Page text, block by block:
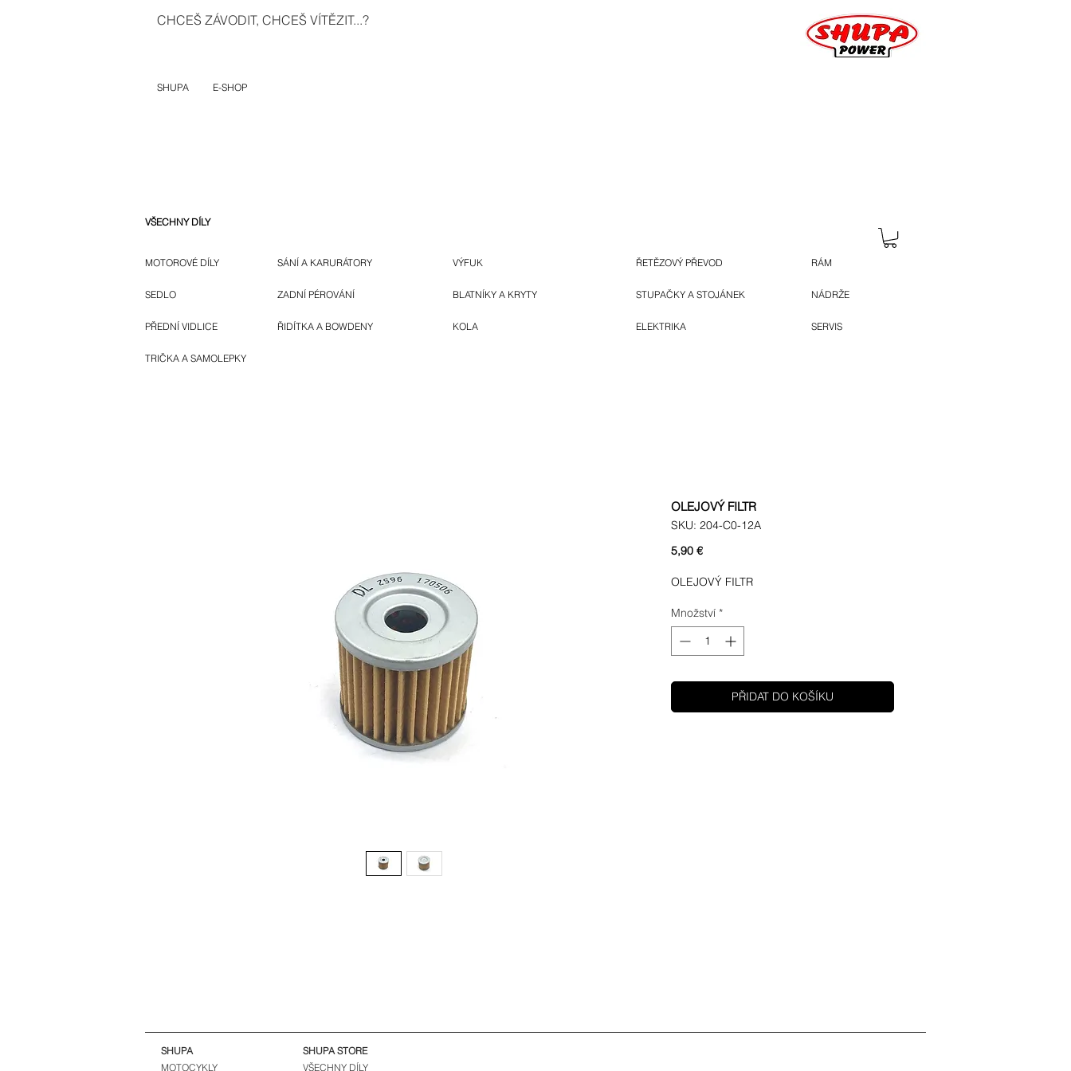
CHCEŠ ZÁVODIT, CHCEŠ VÍTĚZIT...?
SHUPA E-SHOP
VŠECHNY DÍLY
MOTOROVÉ DÍLY
SEDLO
PŘEDNÍ VIDLICE
SÁNÍ A KARURÁTORY
ZADNÍ PÉROVÁNÍ
ŘIDÍTKA A BOWDENY
VÝFUK
BLATNÍKY A KRYTY
KOLA
ŘETĚZOVÝ PŘEVOD
STUPAČKY A STOJÁNEK
ELEKTRIKA
RÁM
NÁDRŽE
SERVIS
TRIČKA A SAMOLEPKY
OLEJOVÝ FILTR
SKU: 204-C0-12A
5,90 €Cena
OLEJOVÝ FILTR
Množství *
PŘIDAT DO KOŠÍKU
SHUPA
MOTOCYKLY
SHUPA STORE
VŠECHNY DÍLY